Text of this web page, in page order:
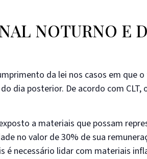
NOTURNO E
da lei nos casos em que
dia posterior. De acordo com
a materiais que possam
no valor de 30% de sua
necessário lidar com materiais